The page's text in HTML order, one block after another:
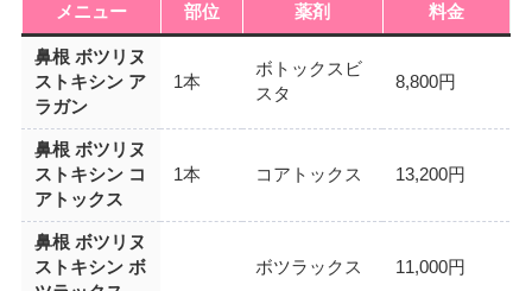
メニュー 部位 薬剤 料金
鼻根 ボツリヌ
ストキシン ア
ラガン
1本
ボトックスビ
スタ
8,800円
鼻根 ボツリヌ
ストキシン コ
アトックス
1本 コアトックス 13,200円
鼻根 ボツリヌ
ストキシン ボ
ボツラックス 11,000円